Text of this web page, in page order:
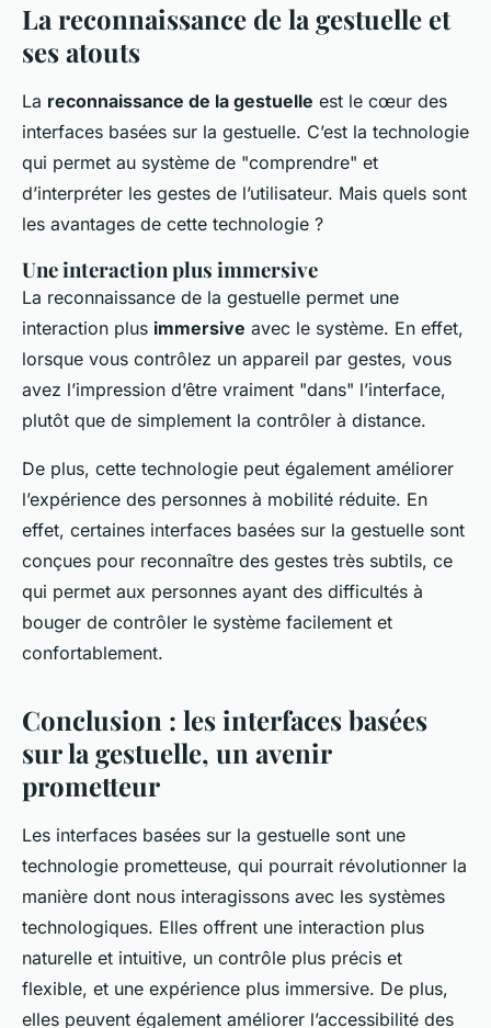
La reconnaissance de la gestuelle et
ses atouts
La reconnaissance de la gestuelle est le cœur des
interfaces basées sur la gestuelle. C’est la technologie
qui permet au système de "comprendre" et
d’interpréter les gestes de l’utilisateur. Mais quels sont
les avantages de cette technologie ?
Une interaction plus immersive
La reconnaissance de la gestuelle permet une
interaction plus immersive avec le système. En effet,
lorsque vous contrôlez un appareil par gestes, vous
avez l’impression d’être vraiment "dans" l’interface,
plutôt que de simplement la contrôler à distance.
De plus, cette technologie peut également améliorer
l’expérience des personnes à mobilité réduite. En
effet, certaines interfaces basées sur la gestuelle sont
conçues pour reconnaître des gestes très subtils, ce
qui permet aux personnes ayant des difficultés à
bouger de contrôler le système facilement et
confortablement.
Conclusion : les interfaces basées
sur la gestuelle, un avenir
prometteur
Les interfaces basées sur la gestuelle sont une
technologie prometteuse, qui pourrait révolutionner la
manière dont nous interagissons avec les systèmes
technologiques. Elles offrent une interaction plus
naturelle et intuitive, un contrôle plus précis et
flexible, et une expérience plus immersive. De plus,
elles peuvent également améliorer l’accessibilité des